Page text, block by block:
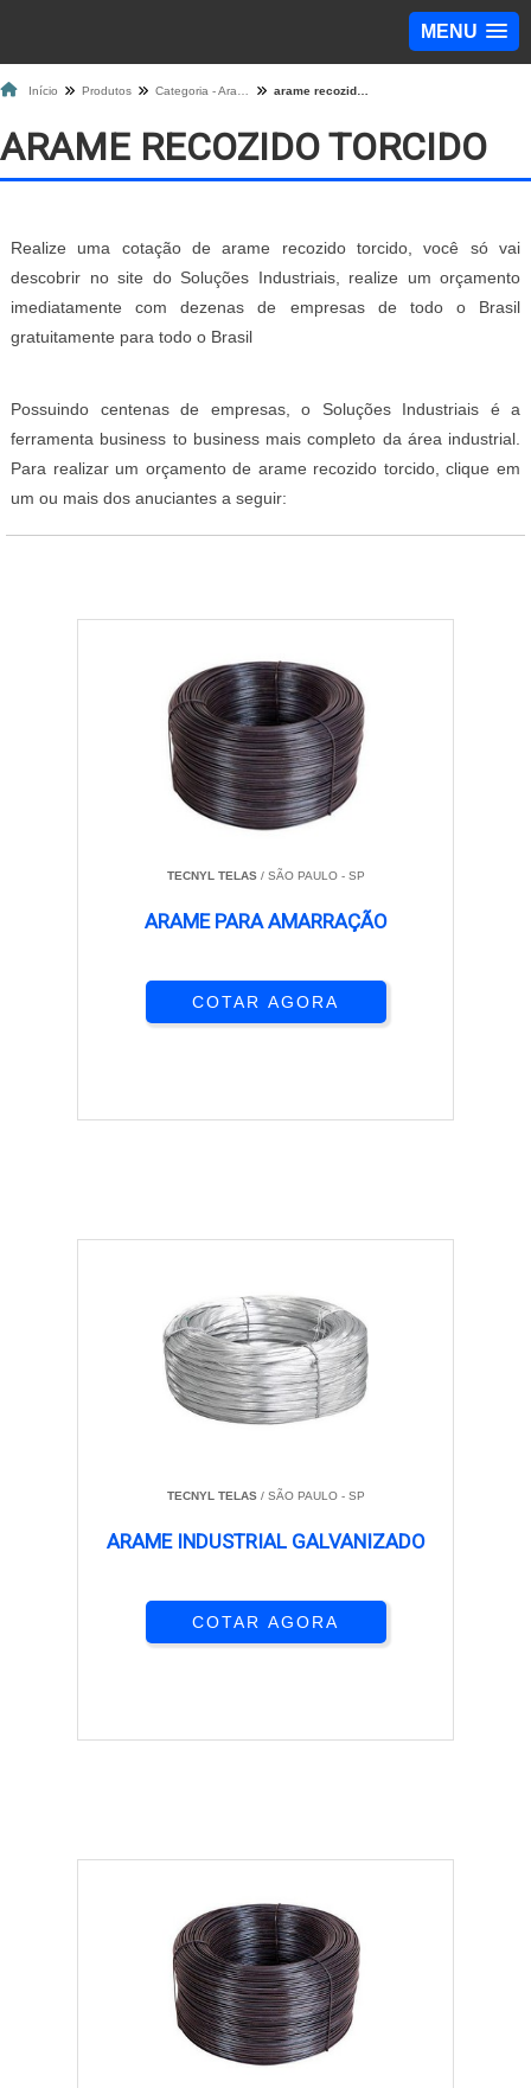
MENU
Início Produtos
ARAME RECOZIDO TORCIDO
Realize uma cotação de arame recozido torcido, você só vai
descobrir no site do Soluções Industriais, realize um orçamento
imediatamente com dezenas de empresas de todo o Brasil
gratuitamente para todo o Brasil
Possuindo centenas de empresas, o Soluções Industriais é a
ferramenta business to business mais completo da área industrial.
Para realizar um orçamento de arame recozido torcido, clique em
um ou mais dos anuciantes a seguir:
TECNYL TELAS/ SÃO PAULO - SP
ARAME PARA AMARRAÇÃO
COTAR AGORA
TECNYL TELAS/ SÃO PAULO - SP
ARAME INDUSTRIAL GALVANIZADO
COTAR AGORA